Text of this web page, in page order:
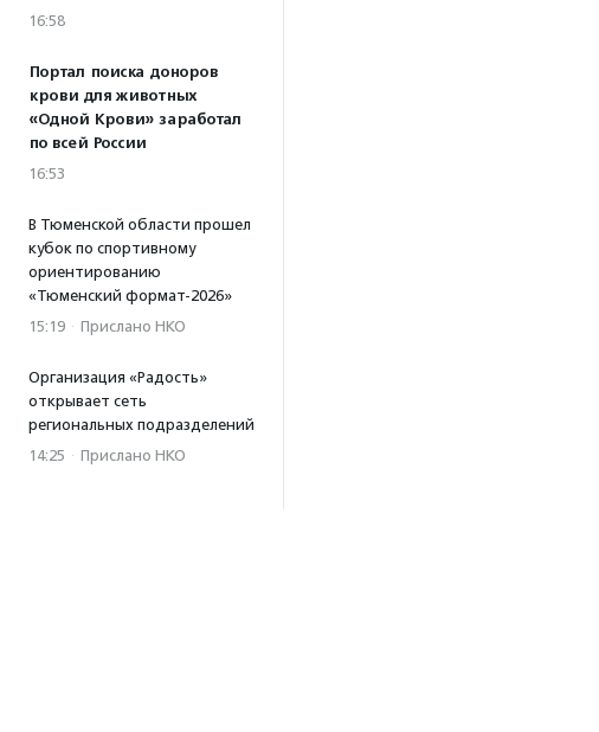
16:58
Портал поиска доноров
крови для животных
«Одной Крови» заработал
по всей России
16:53
В Тюменской области прошел
кубок по спортивному
ориентированию
«Тюменский формат-2026»
15:19 · Прислано НКО
Организация «Радость»
открывает сеть
региональных подразделений
14:25 · Прислано НКО